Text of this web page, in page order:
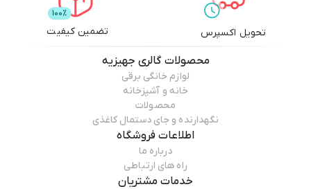
تحویل اکسپرس تضمین کیفیت
محصولاتگالری جهیزیه
لوازم خانگی برقی
خانه و آشپزخانه
محصولات
نگهدارنده و جای دستمال کاغذی
اطلاعات فروشگاه
درباره ما
راه های ارتباطی
خدمات مشتریان